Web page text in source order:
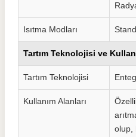
Isıtma Modları
Tartım Teknolojisi ve
Tartım Teknolojisi
Kullanım Alanları
olup,